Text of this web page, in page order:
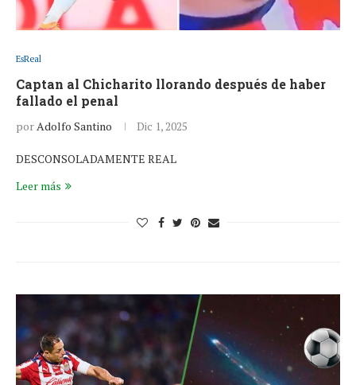
EsReal
Captan al Chicharito llorando después de haber
fallado el penal
porAdolfo Santino Dic 1, 2025
DESCONSOLADAMENTE REAL
Leer más